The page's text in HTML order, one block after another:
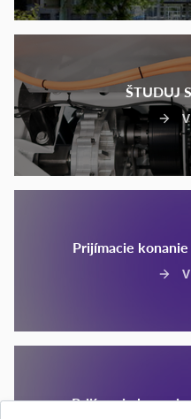
ŠTUDUJ
Prijímacie
Prijímacie